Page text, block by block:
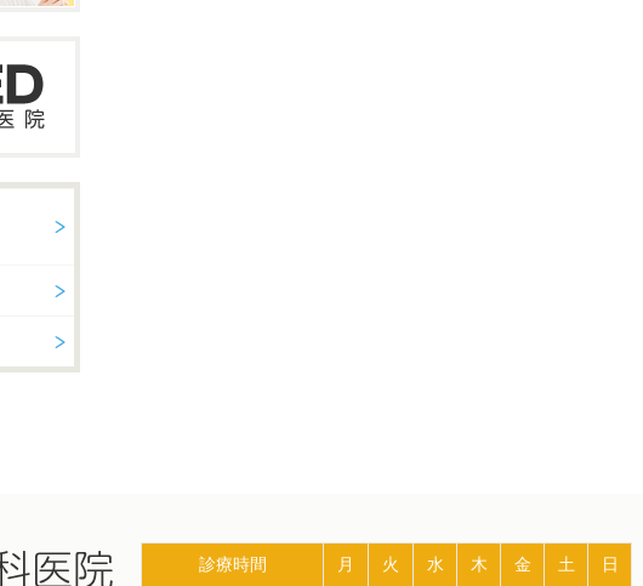
診療時間 月 火 水 木 金 土 日